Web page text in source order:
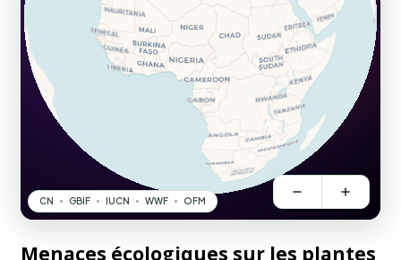
Menaces écologiques sur les plantes